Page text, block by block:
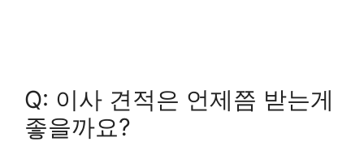
Q: 이사 견적은 언제쯤 받는게
좋을까요?